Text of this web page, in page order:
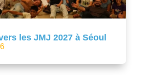
les JMJ 2027 à Séoul